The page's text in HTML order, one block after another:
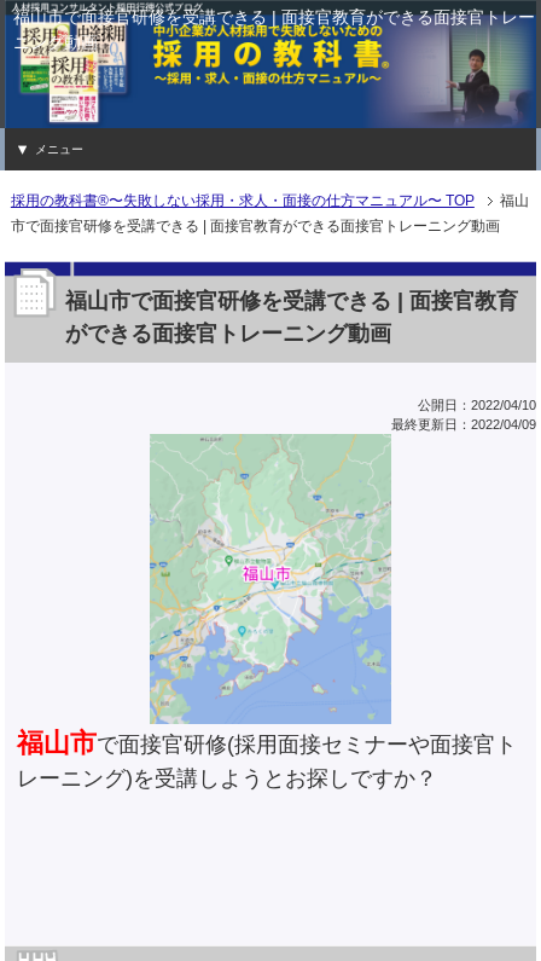
福山市で面接官研修を受講できる | 面接官教育ができる面接官トレー
ニング動画
メニュー
採用の教科書®〜失敗しない採用・求人・面接の仕方マニュアル〜 TOP
福山
市で面接官研修を受講できる | 面接官教育ができる面接官トレーニング動画
福山市で面接官研修を受講できる | 面接官教育
ができる面接官トレーニング動画
公開日：2022/04/10
最終更新日：2022/04/09
福山市で面接官研修(採用面接セミナーや面接官ト
レーニング)を受講しようとお探しですか？